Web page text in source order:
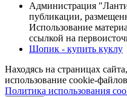
Администрация
публикации,
Использование
ссылкой на
Шопик - купить куклу
Находясь на страницах
использование cookie-
Политика использования